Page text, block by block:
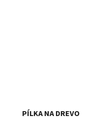
PÍLKA NA DREVO